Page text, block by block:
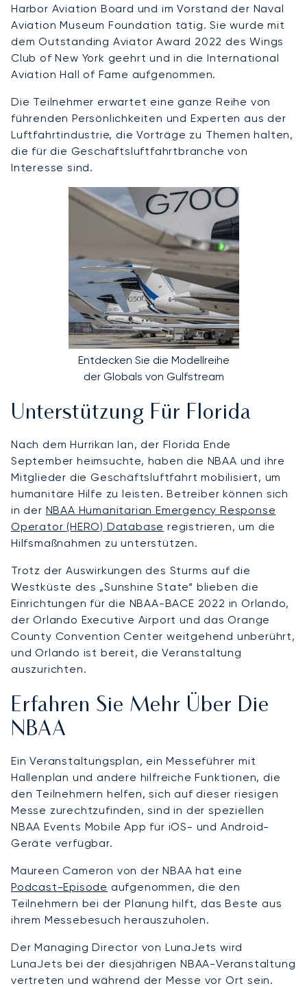
Harbor Aviation Board und im Vorstand der Naval
Aviation Museum Foundation tätig. Sie wurde mit
dem Outstanding Aviator Award 2022 des Wings
Club of New York geehrt und in die International
Aviation Hall of Fame aufgenommen.
Die Teilnehmer erwartet eine ganze Reihe von
führenden Persönlichkeiten und Experten aus der
Luftfahrtindustrie, die Vorträge zu Themen halten,
die für die Geschäftsluftfahrtbranche von
Interesse sind.
Entdecken Sie die Modellreihe
der Globals von Gulfstream
Unterstützung Für Florida
Nach dem Hurrikan Ian, der Florida Ende
September heimsuchte, haben die NBAA und ihre
Mitglieder die Geschäftsluftfahrt mobilisiert, um
humanitäre Hilfe zu leisten. Betreiber können sich
in der NBAA Humanitarian Emergency Response
Operator (HERO) Database registrieren, um die
Hilfsmaßnahmen zu unterstützen.
Trotz der Auswirkungen des Sturms auf die
Westküste des „Sunshine State“ blieben die
Einrichtungen für die NBAA-BACE 2022 in Orlando,
der Orlando Executive Airport und das Orange
County Convention Center weitgehend unberührt,
und Orlando ist bereit, die Veranstaltung
auszurichten.
Erfahren Sie Mehr Über Die
NBAA
Ein Veranstaltungsplan, ein Messeführer mit
Hallenplan und andere hilfreiche Funktionen, die
den Teilnehmern helfen, sich auf dieser riesigen
Messe zurechtzufinden, sind in der speziellen
NBAA Events Mobile App für iOS- und Android-
Geräte verfügbar.
Maureen Cameron von der NBAA hat eine
Podcast-Episode aufgenommen, die den
Teilnehmern bei der Planung hilft, das Beste aus
ihrem Messebesuch herauszuholen.
Der Managing Director von LunaJets wird
LunaJets bei der diesjährigen NBAA-Veranstaltung
vertreten und während der Messe vor Ort sein.